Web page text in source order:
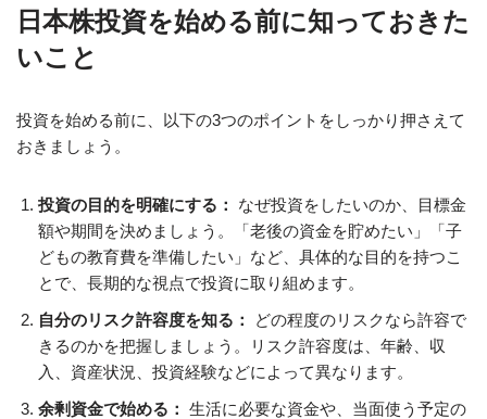
日本株投資を始める前に知っておきた
いこと
投資を始める前に、以下の3つのポイントをしっかり押さえて
おきましょう。
投資の目的を明確にする：
なぜ投資をしたいのか、目標金
額や期間を決めましょう。「老後の資金を貯めたい」「子
どもの教育費を準備したい」など、具体的な目的を持つこ
とで、長期的な視点で投資に取り組めます。
自分のリスク許容度を知る：
どの程度のリスクなら許容で
きるのかを把握しましょう。リスク許容度は、年齢、収
入、資産状況、投資経験などによって異なります。
余剰資金で始める： 生活に必要な資金や、当面使う予定の